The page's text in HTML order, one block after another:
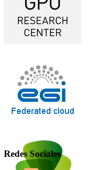
Redes Sociales